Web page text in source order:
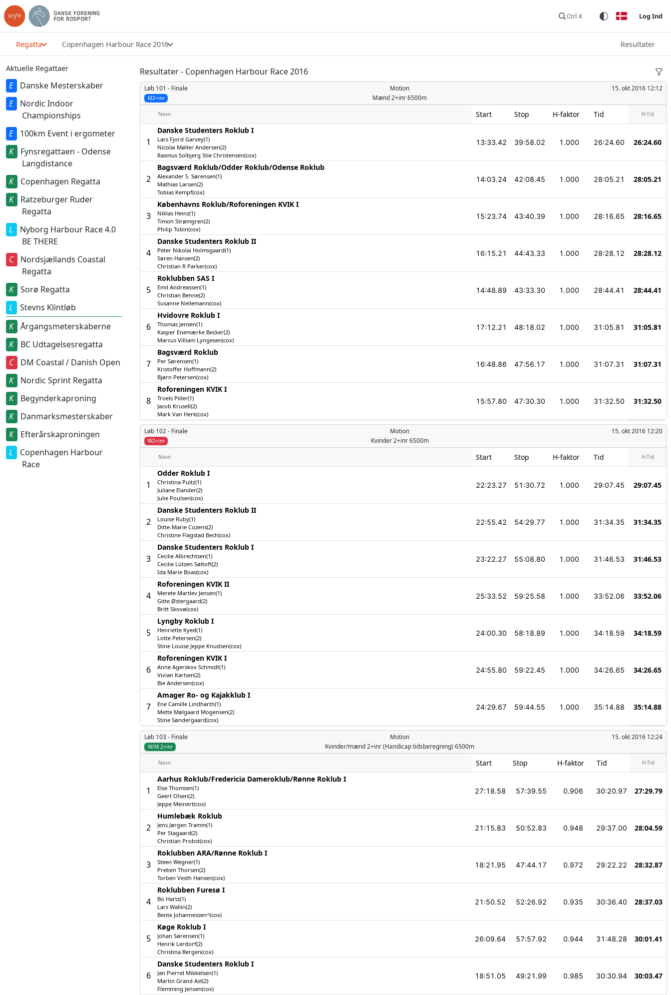
Ctrl K Log Ind
Regatta Copenhagen Harbour Race 2016 Resultater
Aktuelle Regattaer
Danske Mesterskaber
Nordic Indoor
Championships
100km Event i ergometer
Fynsregattaen - Odense
Langdistance
Copenhagen Regatta
Ratzeburger Ruder
Regatta
Nyborg Harbour Race 4.0
BE THERE
Nordsjællands Coastal
Regatta
Sorø Regatta
Stevns Klintløb
Årgangsmeterskaberne
BC Udtagelsesregatta
DM Coastal / Danish Open
Nordic Sprint Regatta
Begynderkaproning
Danmarksmesterskaber
Efterårskaproningen
Copenhagen Harbour
Race
Resultater - Copenhagen Harbour Race 2016
Løb 101 - Finale Motion 15. okt 2016 12:12
M2+inr Mænd2+inr 6500m
Navn Start Stop H-faktor Tid H-Tid
1
Danske Studenters Roklub I
Lars Fjord Garvey(1)
Nicolai Møller Andersen(2)
Rasmus Solbjerg Stie Christensen(cox)
13:33.42 39:58.02 1.000 26:24.60 26:24.60
2
Bagsværd Roklub/­Odder Roklub/­Odense Roklub
Alexander S. Sørensen(1)
Mathias Larsen(2)
Tobias Kempf(cox)
14:03.24 42:08.45 1.000 28:05.21 28:05.21
3
Københavns Roklub/­Roforeningen KVIK I
Niklas Heinz(1)
Timon Strømgren(2)
Philip Tobin(cox)
15:23.74 43:40.39 1.000 28:16.65 28:16.65
4
Danske Studenters Roklub II
Peter Nikolai Holmsgaard(1)
Søren Hansen(2)
Christian R Parker(cox)
16:15.21 44:43.33 1.000 28:28.12 28:28.12
5
Roklubben SAS I
Emil Andreassen(1)
Christian Benne(2)
Susanne Nellemann(cox)
14:48.89 43:33.30 1.000 28:44.41 28:44.41
6
Hvidovre Roklub I
Thomas Jensen(1)
Kasper Enemærke Becker(2)
Marcus Villiam Lyngesen(cox)
17:12.21 48:18.02 1.000 31:05.81 31:05.81
7
Bagsværd Roklub
Per Sørensen(1)
Kristoffer Hoffmann(2)
Bjørn Petersen(cox)
16:48.86 47:56.17 1.000 31:07.31 31:07.31
8
Roforeningen KVIK I
Troels Piller(1)
Jacob Krusell(2)
Mark Van Herk(cox)
15:57.80 47:30.30 1.000 31:32.50 31:32.50
Løb 102 - Finale Motion 15. okt 2016 12:20
W2+inr Kvinder2+inr 6500m
Navn Start Stop H-faktor Tid H-Tid
1
Odder Roklub I
Christina Pultz(1)
Juliane Elander(2)
Julie Poulsen(cox)
22:23.27 51:30.72 1.000 29:07.45 29:07.45
2
Danske Studenters Roklub II
Louise Ruby(1)
Ditte-Marie Cozens(2)
Christine Flagstad Bech(cox)
22:55.42 54:29.77 1.000 31:34.35 31:34.35
3
Danske Studenters Roklub I
Cecilie Albrechtsen(1)
Cecilie Lützen Søltoft(2)
Ida Marie Boas(cox)
23:22.27 55:08.80 1.000 31:46.53 31:46.53
4
Roforeningen KVIK II
Merete Martlev Jensen(1)
Gitte Østergaard(2)
Britt Skovø(cox)
25:33.52 59:25.58 1.000 33:52.06 33:52.06
5
Lyngby Roklub I
Henriette Kyed(1)
Lotte Petersen(2)
Stine Louise Jeppe Knudsen(cox)
24:00.30 58:18.89 1.000 34:18.59 34:18.59
6
Roforeningen KVIK I
Anne Agerskov Schmidt(1)
Vivian Karlsen(2)
Bie Andersen(cox)
24:55.80 59:22.45 1.000 34:26.65 34:26.65
7
Amager Ro- og Kajakklub I
Ene Camille Lindharth(1)
Mette Mølgaard Mogensen(2)
Stine Søndergaard(cox)
24:29.67 59:44.55 1.000 35:14.88 35:14.88
Løb 103 - Finale Motion 15. okt 2016 12:24
W/M 2+inr Kvinder/mænd2+inr (Handicap tidsberegning) 6500m
Navn Start Stop H-faktor Tid H-Tid
1
Aarhus Roklub/­Fredericia Dameroklub/­Rønne Roklub I
Else Thomsen(1)
Geert Olsen(2)
Jeppe Meinert(cox)
27:18.58 57:39.55 0.906 30:20.97 27:29.79
2
Humlebæk Roklub
Jens Jørgen Tramm(1)
Per Stagaard(2)
Christian Probst(cox)
21:15.83 50:52.83 0.948 29:37.00 28:04.59
3
Roklubben ARA/­Rønne Roklub I
Steen Wegner(1)
Preben Thorsen(2)
Torben Vesth Hansen(cox)
18:21.95 47:44.17 0.972 29:22.22 28:32.87
4
Roklubben Furesø I
Bo Hartz(1)
Lars Wallin(2)
Bente Johannessen^(cox)
21:50.52 52:26.92 0.935 30:36.40 28:37.03
5
Køge Roklub I
Johan Sørensen(1)
Henrik Lerdorf(2)
Christina Bergen(cox)
26:09.64 57:57.92 0.944 31:48.28 30:01.41
6
Danske Studenters Roklub I
Jan Pierrel Mikkelsen(1)
Martin Grand Ast(2)
Flemming Jensen(cox)
18:51.05 49:21.99 0.985 30:30.94 30:03.47